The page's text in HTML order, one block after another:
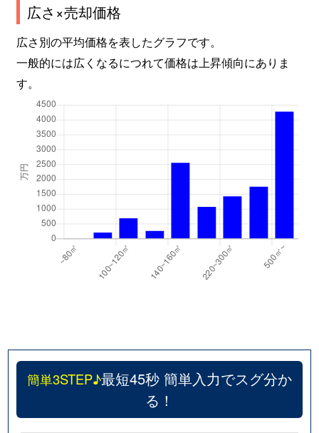
広さ×売却価格
広さ別の平均価格を表したグラフです。
一般的には広くなるにつれて価格は上昇傾向にありま
す。
簡単3STEP♪最短45秒 簡単入力でスグ分か
る！